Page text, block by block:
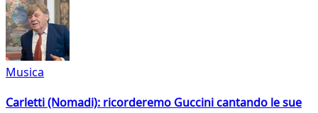
Musica
Carletti (Nomadi): ricorderemo Guccini cantando le sue